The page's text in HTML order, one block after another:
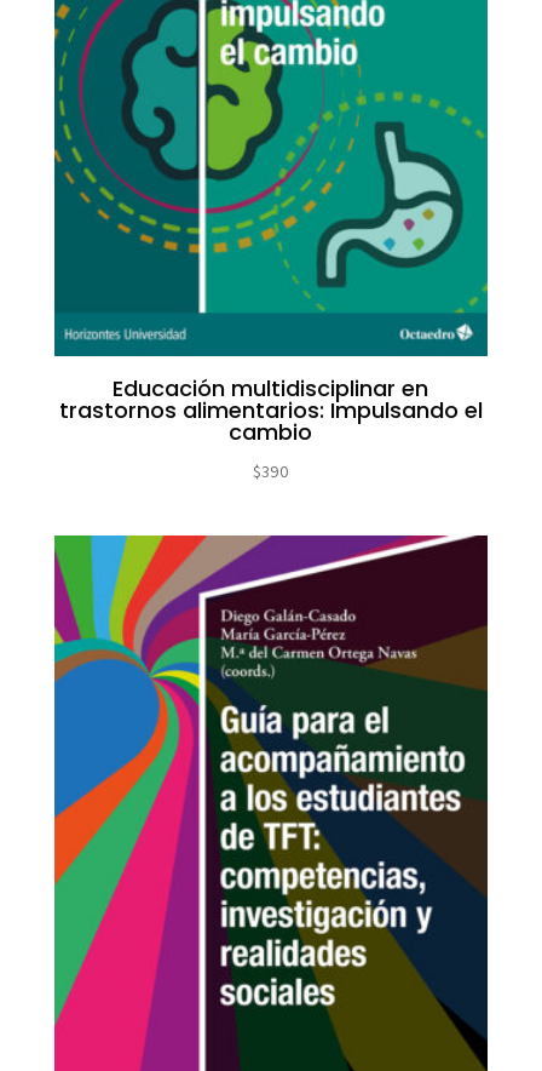
Educación multidisciplinar en
trastornos alimentarios: Impulsando el
cambio
$390